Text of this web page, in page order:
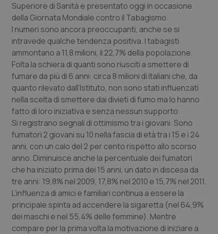
Calabria
Campania
Emilia-Romagna
Friuli Venezia Giulia
Lazio
Liguria
Lombardia
Marche
Molise
Asma & BPCO
Car-T
Colesterolo & coronaropatie
Dermatite Atopica
Diabete & glucometri
Disturbi dell’umore
Dolore
Donna & Salute
Epatiti
Superiore di Sanità e presentato oggi in occasione
della Giornata Mondiale contro il Tabagismo.
I numeri sono ancora preoccupanti, anche se si
intravede qualche tendenza positiva. I tabagisti
ammontano a 11,8 milioni, il 22,7% della popolazione.
Folta la schiera di quanti sono riusciti a smettere di
fumare da più di 6 anni: circa 8 milioni di italiani che, da
quanto rilevato dall’Istituto, non sono stati influenzati
nella scelta di smettere dai divieti di fumo ma lo hanno
fatto di loro iniziativa e senza nessun supporto.
Si registrano segnali di ottimismo tra i giovani. Sono
fumatori 2 giovani su 10 nella fascia di età tra i 15 e i 24
anni, con un calo del 2 per cento rispetto allo scorso
anno. Diminuisce anche la percentuale dei fumatori
che ha iniziato prima dei 15 anni, un dato in discesa da
tre anni: 19,8% nel 2009, 17,8% nel 2010 e 15,7% nel 2011.
L’influenza di amici e familiari continua a essere la
principale spinta ad accendere la sigaretta (nel 64,9%
dei maschi e nel 55,4% delle femmine). Mentre
compare per la prima volta la motivazione di iniziare a